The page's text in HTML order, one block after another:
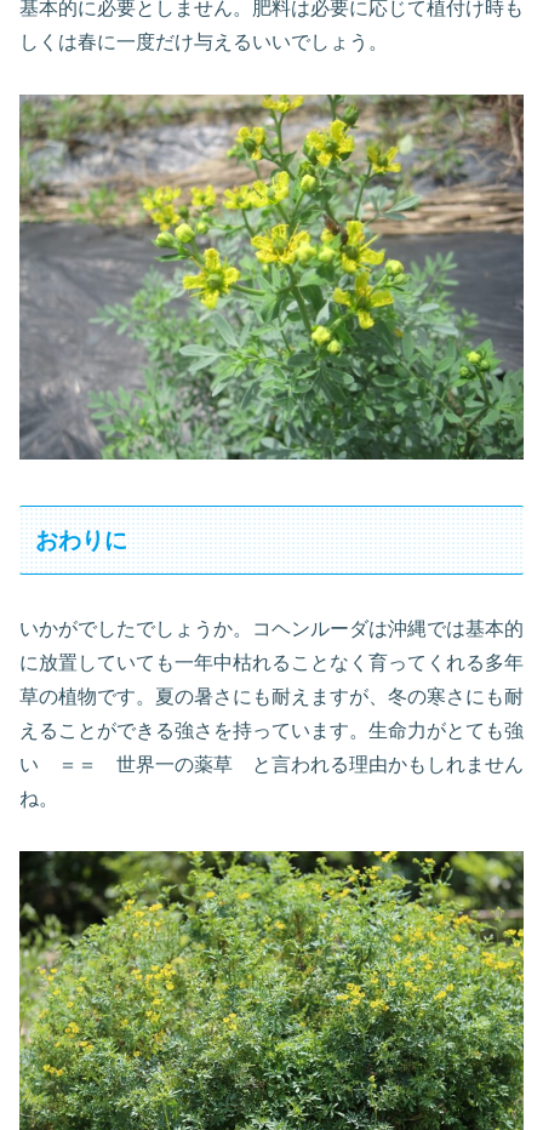
基本的に必要としません。肥料は必要に応じて植付け時も
しくは春に一度だけ与えるいいでしょう。
おわりに
いかがでしたでしょうか。コヘンルーダは沖縄では基本的
に放置していても一年中枯れることなく育ってくれる多年
草の植物です。夏の暑さにも耐えますが、冬の寒さにも耐
えることができる強さを持っています。生命力がとても強
い ＝＝ 世界一の薬草 と言われる理由かもしれません
ね。